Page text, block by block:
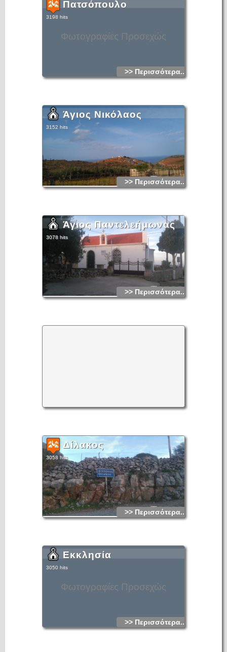
Φωτογραφίες Προσεχώς
Πατσόπουλο
3198 hits
>> Περισσότερα...
Άγιος Νικόλαος
3152 hits
>> Περισσότερα...
Άγιος Παντελεήμωνας
3078 hits
>> Περισσότερα...
Δίλακος
3058 hits
>> Περισσότερα...
Φωτογραφίες Προσεχώς
Εκκλησία
3050 hits
>> Περισσότερα...